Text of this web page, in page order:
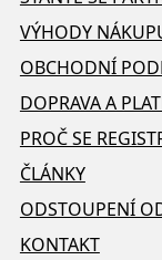
VÝHODY
OBCHODNÍ
DOPRAVA A
PROČ SE
ČLÁNKY
ODSTOUPENÍ
KONTAKT